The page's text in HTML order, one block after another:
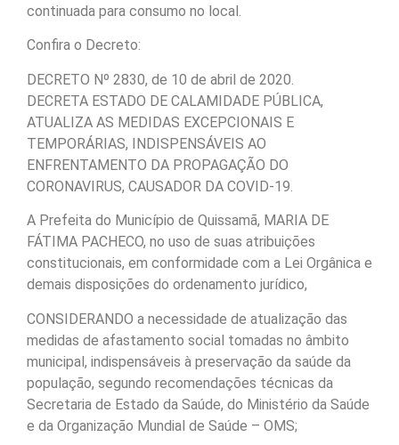
continuada para consumo no local.
Confira o Decreto:
DECRETO Nº 2830, de 10 de abril de 2020.
DECRETA ESTADO DE CALAMIDADE PÚBLICA,
ATUALIZA AS MEDIDAS EXCEPCIONAIS E
TEMPORÁRIAS, INDISPENSÁVEIS AO
ENFRENTAMENTO DA PROPAGAÇÃO DO
CORONAVIRUS, CAUSADOR DA COVID-19.
A Prefeita do Município de Quissamã, MARIA DE
FÁTIMA PACHECO, no uso de suas atribuições
constitucionais, em conformidade com a Lei Orgânica e
demais disposições do ordenamento jurídico,
CONSIDERANDO a necessidade de atualização das
medidas de afastamento social tomadas no âmbito
municipal, indispensáveis à preservação da saúde da
população, segundo recomendações técnicas da
Secretaria de Estado da Saúde, do Ministério da Saúde
e da Organização Mundial de Saúde – OMS;